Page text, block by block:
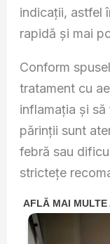
indicații, astfel
rapidă și mai
Conform
tratament cu
inflamația și
părinții sunt
febră sau
strictețe